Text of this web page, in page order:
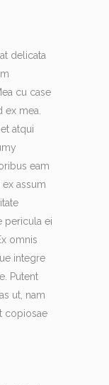
delicata
cu case
ex mea.
atqui
eam
assum
pericula ei
omnis
integre
Putent
ut, nam
copiosae